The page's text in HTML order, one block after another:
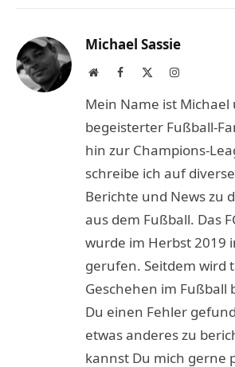
Michael Sassie
WebsiteFacebook Instagram
Mein Name ist Michael
begeisterter Fußball-
hin zur Champions-
schreibe ich auf
Berichte und News zu
aus dem Fußball. Das
wurde im Herbst 2019
gerufen. Seitdem wird
Geschehen im Fußball
Du einen Fehler
etwas anderes zu
kannst Du mich gerne